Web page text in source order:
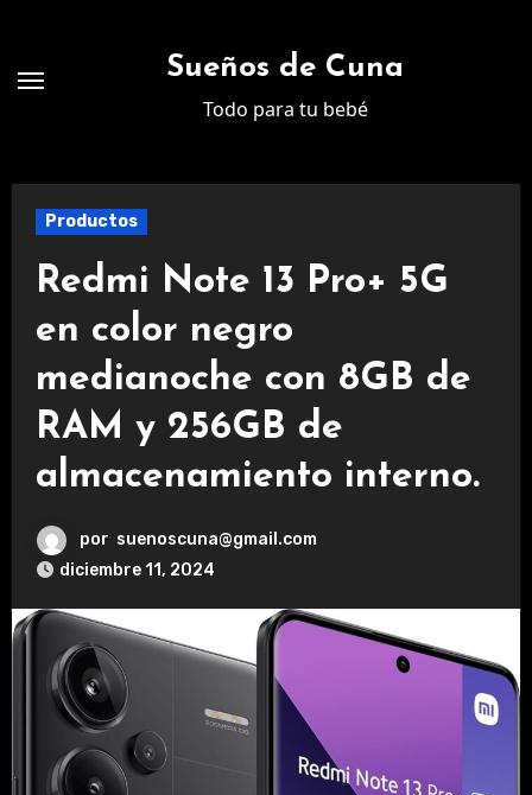
contenido
Sueños de Cuna
Todo para tu bebé
Productos
Redmi Note 13 Pro+ 5G
en color negro
medianoche con 8GB de
RAM y 256GB de
almacenamiento interno.
por suenoscuna@gmail.com
diciembre 11, 2024